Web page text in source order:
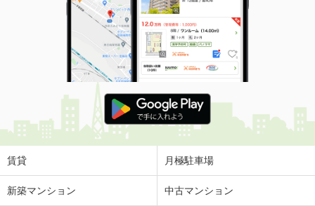
賃貸 月極駐車場
新築マンション 中古マンション